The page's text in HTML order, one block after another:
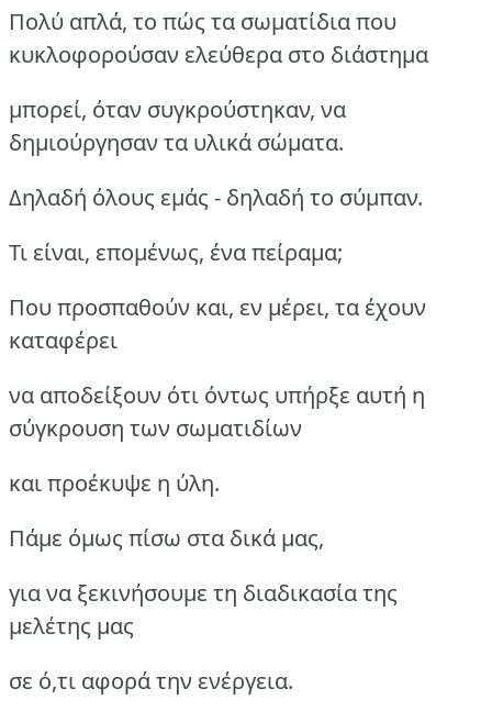
Πολύ απλά, το πώς τα σωματίδια που
κυκλοφορούσαν ελεύθερα στο διάστημα
μπορεί, όταν συγκρούστηκαν, να
δημιούργησαν τα υλικά σώματα.
Δηλαδή όλους εμάς - δηλαδή το σύμπαν.
Τι είναι, επομένως, ένα πείραμα;
Που προσπαθούν και, εν μέρει, τα έχουν
καταφέρει
να αποδείξουν ότι όντως υπήρξε αυτή η
σύγκρουση των σωματιδίων
και προέκυψε η ύλη.
Πάμε όμως πίσω στα δικά μας,
για να ξεκινήσουμε τη διαδικασία της
μελέτης μας
σε ό,τι αφορά την ενέργεια.